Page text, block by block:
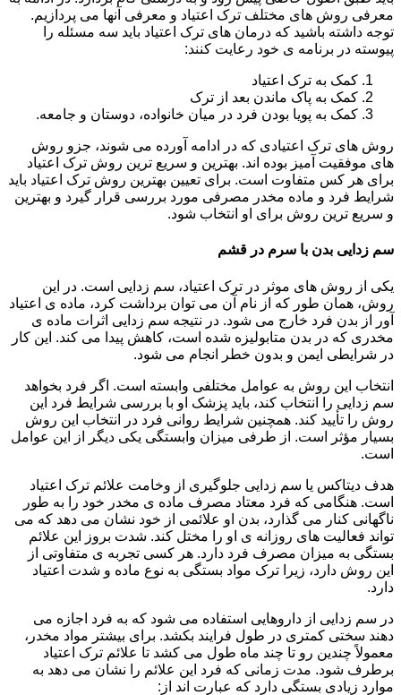
معرفی روش های مختلف ترک اعتیاد و معرفی آنها می پردازیم.
توجه داشته باشید که درمان های ترک اعتیاد باید سه مسئله را
پیوسته در برنامه ی خود رعایت کنند:
کمک به ترک اعتیاد
کمک به پاک ماندن بعد از ترک
کمک به پویا بودن فرد در میان خانواده، دوستان و جامعه.
روش های ترک اعتیادی که در ادامه آورده می شوند، جزو روش
های موفقیت آمیز بوده اند. بهترین و سریع ترین روش ترک اعتیاد
برای هر کس متفاوت است. برای تعیین بهترین روش ترک اعتیاد باید
شرایط فرد و ماده مخدر مصرفی مورد بررسی قرار گیرد و بهترین
و سریع ترین روش برای او انتخاب شود.
سم زدایی بدن با سرم در قشم
یکی از روش های موثر در ترک اعتیاد، سم زدایی است. در این
روش، همان طور که از نام آن می توان برداشت کرد، ماده ی اعتیاد
آور از بدن فرد خارج می شود. در نتیجه سم زدایی اثرات ماده ی
مخدری که در بدن متابولیزه شده است، کاهش پیدا می کند. این کار
در شرایطی ایمن و بدون خطر انجام می شود.
انتخاب این روش به عوامل مختلفی وابسته است. اگر فرد بخواهد
سم زدایی را انتخاب کند، باید پزشک او با بررسی شرایط فرد این
روش را تأیید کند. همچنین شرایط روانی فرد در انتخاب این روش
بسیار مؤثر است. از طرفی میزان وابستگی یکی دیگر از این عوامل
است.
هدف دیتاکس یا سم زدایی جلوگیری از وخامت علائم ترک اعتیاد
است. هنگامی که فرد معتاد مصرف ماده ی مخدر خود را به طور
ناگهانی کنار می گذارد، بدن او علائمی از خود نشان می دهد که می
تواند فعالیت های روزانه ی او را مختل کند. شدت بروز این علائم
بستگی به میزان مصرف فرد دارد. هر کسی تجربه ی متفاوتی از
این روش دارد، زیرا ترک مواد بستگی به نوع ماده و شدت اعتیاد
دارد.
در سم زدایی از داروهایی استفاده می شود که به فرد اجازه می
دهند سختی کمتری در طول فرایند بکشد. برای بیشتر مواد مخدر،
معمولاً چندین رو تا چند ماه طول می کشد تا علائم ترک اعتیاد
برطرف شود. مدت زمانی که فرد این علائم را نشان می دهد به
موارد زیادی بستگی دارد که عبارت اند از: